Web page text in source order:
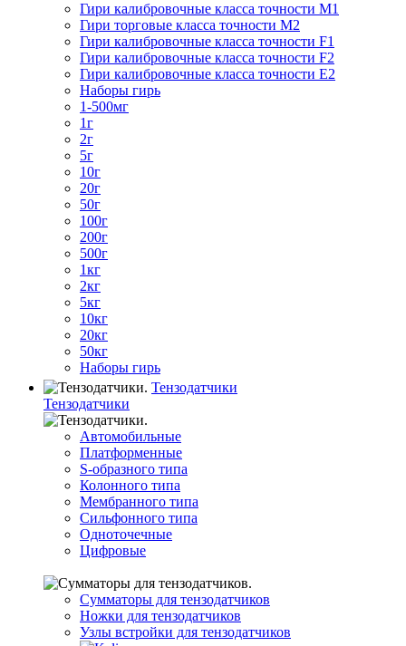
Гири калибровочные класса точности M1
Гири торговые класса точности M2
Гири калибровочные класса точности F1
Гири калибровочные класса точности F2
Гири калибровочные класса точности E2
Наборы гирь
1-500мг
1г
2г
5г
10г
20г
50г
100г
200г
500г
1кг
2кг
5кг
10кг
20кг
50кг
Наборы гирь
Тензодатчики
Тензодатчики
Автомобильные
Платформенные
S-образного типа
Колонного типа
Мембранного типа
Сильфонного типа
Одноточечные
Цифровые
Сумматоры для тензодатчиков
Ножки для тензодатчиков
Узлы встройки для тензодатчиков